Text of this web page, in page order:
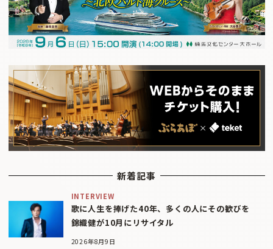
新着記事
INTERVIEW
歌に人生を捧げた40年、多くの人にその歓びを
錦織健が10月にリサイタル
2026年8月9日